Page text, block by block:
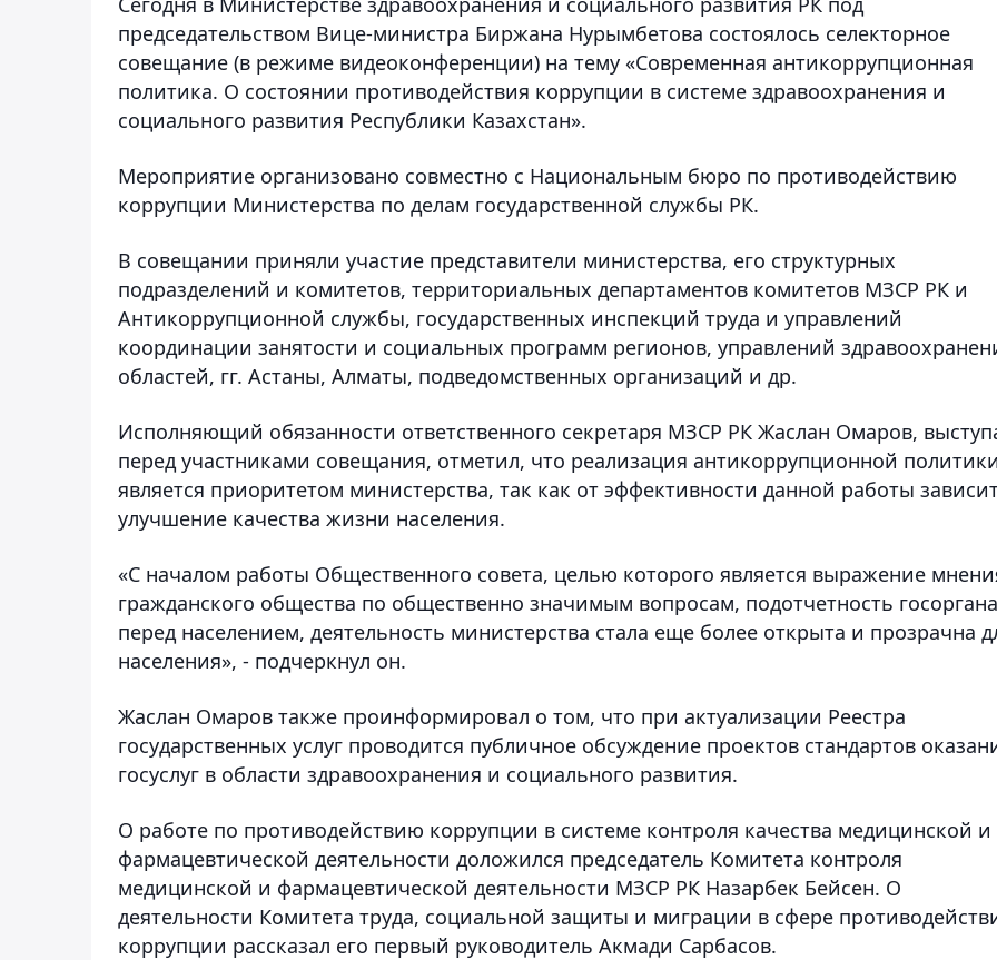
председательством Вице-министра Биржана Нурымбетова состоялось селекторное
совещание (в режиме видеоконференции) на тему «Современная антикоррупционная
политика. О состоянии противодействия коррупции в системе здравоохранения и
социального развития Республики Казахстан».
Мероприятие организовано совместно с Национальным бюро по противодействию
коррупции Министерства по делам государственной службы РК.
В совещании приняли участие представители министерства, его структурных
подразделений и комитетов, территориальных департаментов комитетов МЗСР РК и
Антикоррупционной службы, государственных инспекций труда и управлений
координации занятости и социальных программ регионов, управлений
областей, гг. Астаны, Алматы, подведомственных организаций и др.
Исполняющий обязанности ответственного секретаря МЗСР РК Жаслан Омаров,
перед участниками совещания, отметил, что реализация антикоррупционной
является приоритетом министерства, так как от эффективности данной работы
улучшение качества жизни населения.
«С началом работы Общественного совета, целью которого является выражение
гражданского общества по общественно значимым вопросам, подотчетность госоргана
перед населением, деятельность министерства стала еще более открыта и прозрачна
населения», - подчеркнул он.
Жаслан Омаров также проинформировал о том, что при актуализации Реестра
государственных услуг проводится публичное обсуждение проектов стандартов
госуслуг в области здравоохранения и социального развития.
О работе по противодействию коррупции в системе контроля качества медицинской и
фармацевтической деятельности доложился председатель Комитета контроля
медицинской и фармацевтической деятельности МЗСР РК Назарбек Бейсен. О
деятельности Комитета труда, социальной защиты и миграции в сфере
коррупции рассказал его первый руководитель Акмади Сарбасов.